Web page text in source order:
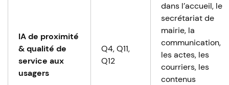
IA de proximité
& qualité de
service aux
usagers
Q4, Q11,
Q12
dans l’accueil, le
secrétariat de
mairie, la
communication,
les actes, les
courriers, les
contenus